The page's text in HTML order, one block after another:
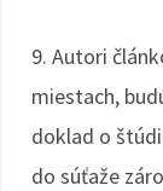
9. Autori
miestach,
doklad o
do súťaže